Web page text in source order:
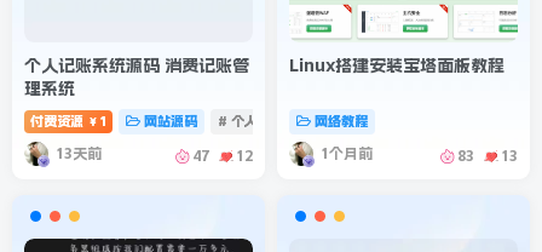
个人记账系统源码 消费记账管
理系统
付费资源 ￥ 1 网站源码 # 个人记账 # 记账系统
13天前 47 12
Linux搭建安装宝塔面板教程
网络教程
1个月前 83 13